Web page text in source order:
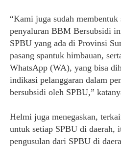
“Kami juga sudah membentuk
penyaluran BBM Bersubsidi
SPBU yang ada di Provinsi
pasang spantuk himbauan,
WhatsApp (WA), yang bisa
indikasi pelanggaran dalam
bersubsidi oleh SPBU,”
Helmi juga menegaskan,
untuk setiap SPBU di daerah,
pengusulan dari SPBU di